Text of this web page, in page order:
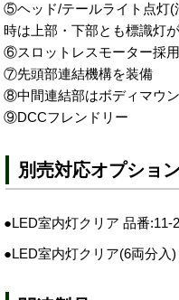
⑤ヘッド/テールライト点灯(
時は上部・下部とも標識灯
⑥スロットレスモーター採
⑦先頭部連結機構を装備
⑧中間連結部はボディマウ
⑨DCCフレンドリー
別売対応オプション
●LED室内灯クリア 品番:11-
●LED室内灯クリア(6両分入